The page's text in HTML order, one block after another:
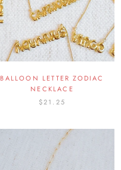
BALLOON LETTER ZODIAC
NECKLACE
$21.25